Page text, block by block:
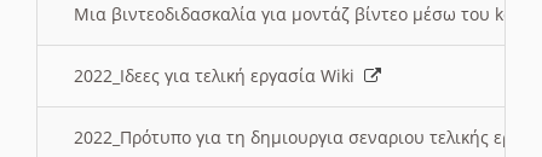
Μια βιντεοδιδασκαλία για μοντάζ βίντεο μέσω του
2022_Ιδεες για τελική εργασία Wiki
2022_Πρότυπο για τη δημιουργια σεναριου τελικής